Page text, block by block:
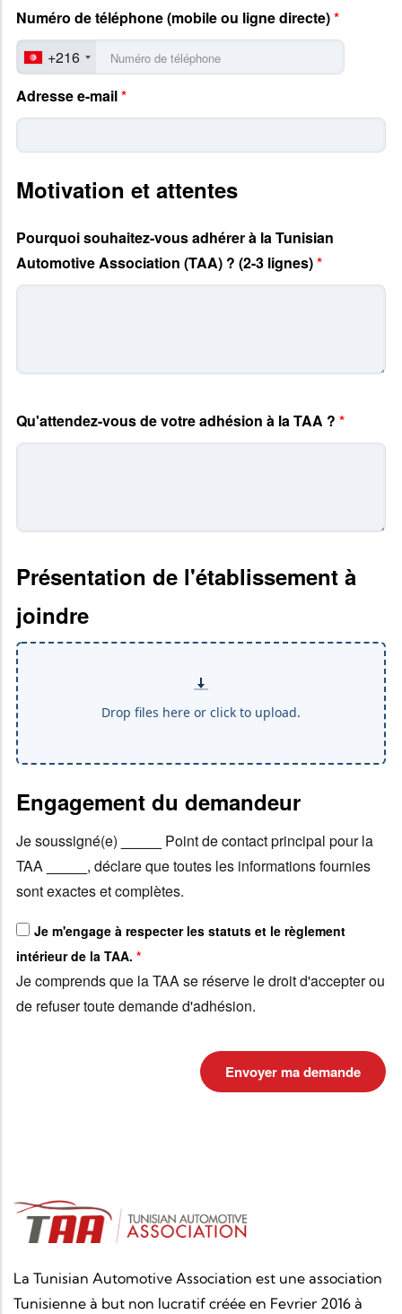
Numéro de téléphone (mobile ou ligne directe)*
+216
Adresse e-mail*
Motivation et attentes
Pourquoi souhaitez-vous adhérer à la Tunisian
Automotive Association (TAA) ? (2-3 lignes)*
Qu'attendez-vous de votre adhésion à la TAA ? *
Présentation de l'établissement à
joindre
Engagement du demandeur
Je soussigné(e)
Point de contact principal pour la
TAA
, déclare que toutes les informations fournies
sont exactes et complètes.
Je m'engage à respecter les statuts et le règlement
intérieur de la TAA. *
Je comprends que la TAA se réserve le droit d'accepter ou
de refuser toute demande d'adhésion.
La Tunisian Automotive Association est une association
Tunisienne à but non lucratif créée en Fevrier 2016 à